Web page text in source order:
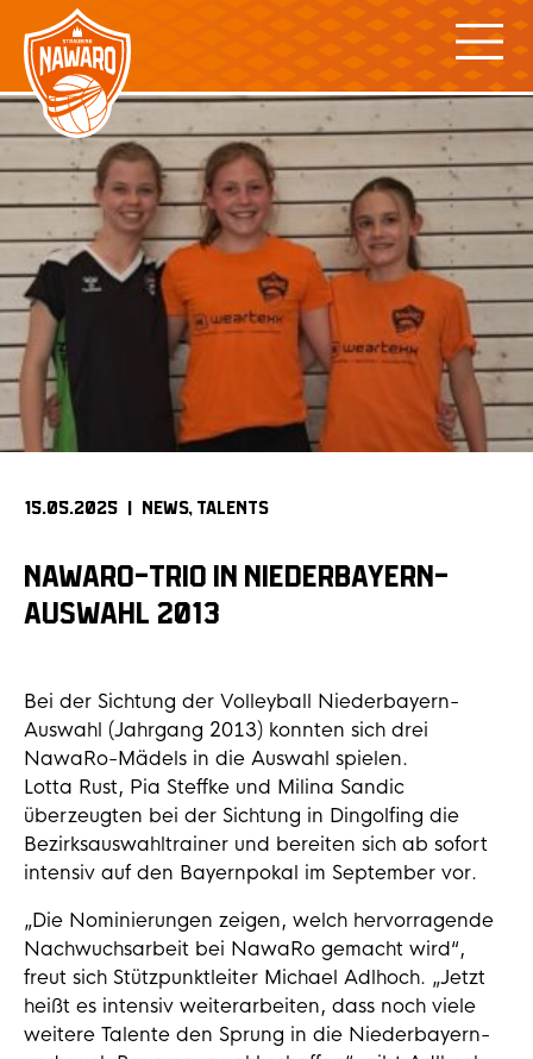
content
15.05.2025 | NEWS TALENTS
NAWARO-TRIO IN NIEDERBAYERN-
AUSWAHL 2013
Bei der Sichtung der Volleyball Niederbayern-
Auswahl (Jahrgang 2013) konnten sich drei
NawaRo-Mädels in die Auswahl spielen.
Lotta Rust, Pia Steffke und Milina Sandic
überzeugten bei der Sichtung in Dingolfing die
Bezirksauswahltrainer und bereiten sich ab sofort
intensiv auf den Bayernpokal im September vor.
„Die Nominierungen zeigen, welch hervorragende
Nachwuchsarbeit bei NawaRo gemacht wird“,
freut sich Stützpunktleiter Michael Adlhoch. „Jetzt
heißt es intensiv weiterarbeiten, dass noch viele
weitere Talente den Sprung in die Niederbayern-